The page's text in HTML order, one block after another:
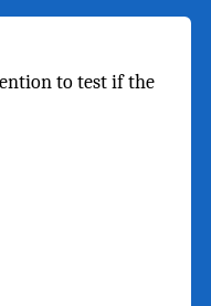
to test if the